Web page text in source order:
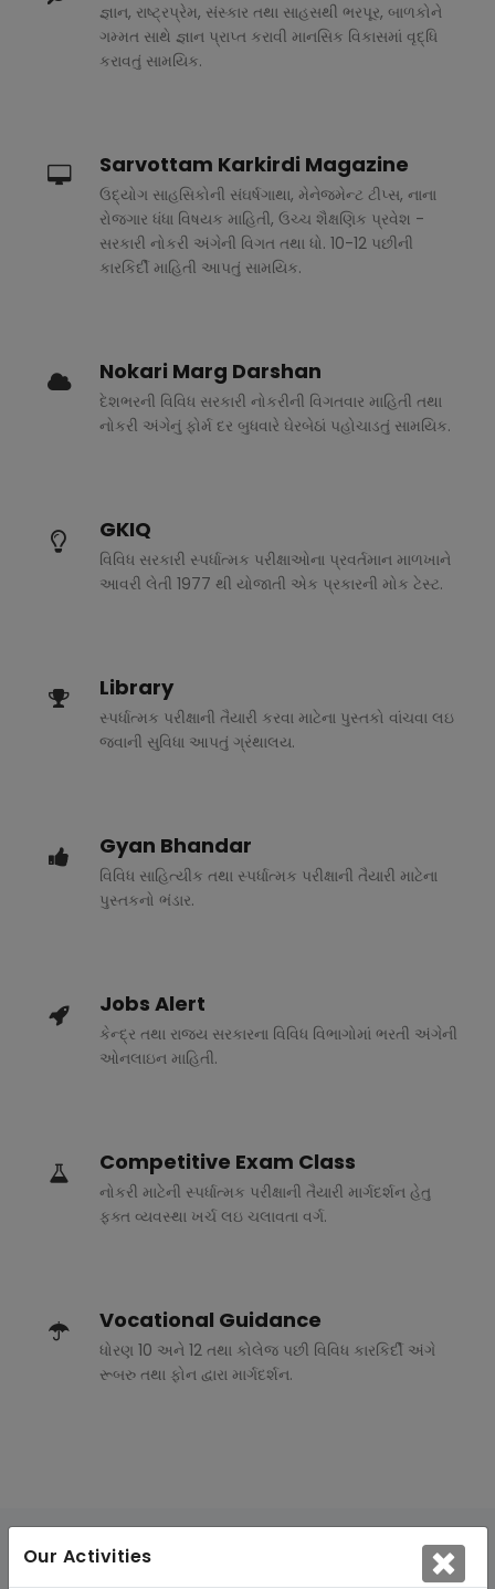
Our Activities
જ્ઞાન, રાષ્ટ્રપ્રેમ, સંસ્કાર તથા સાહસથી ભરપૂર, બાળકોને
ગમ્મત સાથે જ્ઞાન પ્રાપ્ત કરાવી માનસિક વિકાસમાં વૃદ્ધિ
કરાવતું સામયિક.
Sarvottam Karkirdi Magazine
ઉદ્યોગ સાહસિકોની સંઘર્ષગાથા, મેનેજમેન્ટ ટીપ્સ, નાના
રોજગાર ધંધા વિષયક માહિતી, ઉચ્ચ શૈક્ષણિક પ્રવેશ -
સરકારી નોકરી અંગેની વિગત તથા ધો. 10-12 પછીની
કારકિર્દી માહિતી આપતું સામયિક.
Nokari Marg Darshan
દેશભરની વિવિધ સરકારી નોકરીની વિગતવાર માહિતી તથા
નોકરી અંગેનું ફોર્મ દર બુધવારે ઘેરબેઠાં પહોચાડતું સામયિક.
GKIQ
વિવિધ સરકારી સ્પર્ધાત્મક પરીક્ષાઓના પ્રવર્તમાન માળખાને
આવરી લેતી 1977 થી યોજાતી એક પ્રકારની મોક ટેસ્ટ.
Library
સ્પર્ધાત્મક પરીક્ષાની તૈયારી કરવા માટેના પુસ્તકો વાંચવા લઇ
જવાની સુવિધા આપતું ગ્રંથાલય.
Gyan Bhandar
વિવિધ સાહિત્યીક તથા સ્પર્ધાત્મક પરીક્ષાની તૈયારી માટેના
પુસ્તકનો ભંડાર.
Jobs Alert
કેન્દ્ર તથા રાજ્ય સરકારના વિવિધ વિભાગોમાં ભરતી અંગેની
ઓનલાઇન માહિતી.
Competitive Exam Class
નોકરી માટેની સ્પર્ધાત્મક પરીક્ષાની તૈયારી માર્ગદર્શન હેતુ
ફક્ત વ્યવસ્થા ખર્ચ લઇ ચલાવતા વર્ગ.
Vocational Guidance
ધોરણ 10 અને 12 તથા કોલેજ પછી વિવિધ કારકિર્દી અંગે
રૂબરુ તથા ફોન દ્વારા માર્ગદર્શન.